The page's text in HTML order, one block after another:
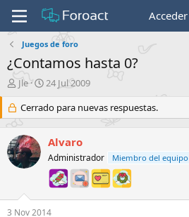
Acceder
Juegos de foro
¿Contamos hasta 0?
I
c
i
a
d
o
d
e
Jle
F
c
h
d
e
n
c
24 Jul 2009
Cerrado para nuevas respuestas.
Alvaro
Administrador Miembro del equipo
3 Nov 2014